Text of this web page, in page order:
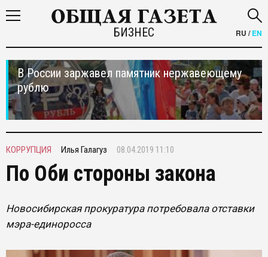
БИЗНЕС RU /EN
В России заржавел памятник нержавеющему
рублю
КОРРУПЦИЯ Илья Галагуз 08.04.2019 11:10
По Оби стороны закона
Новосибирская прокуратура потребовала отставки
мэра-единоросса